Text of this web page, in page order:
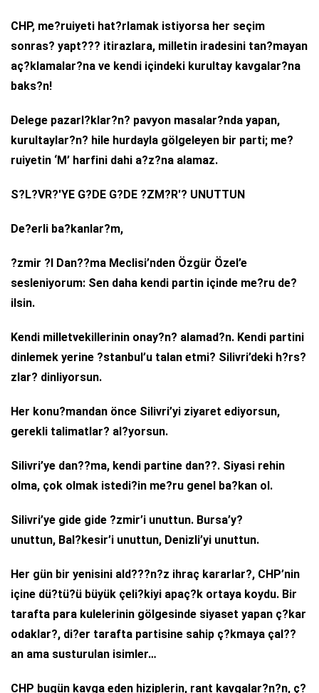
CHP, me?ruiyeti hat?rlamak istiyorsa her seçim
sonras? yapt??? itirazlara, milletin iradesini tan?mayan
aç?klamalar?na ve kendi içindeki kurultay kavgalar?na
baks?n!
Delege pazarl?klar?n? pavyon masalar?nda yapan,
kurultaylar?n? hile hurdayla gölgeleyen bir parti; me?
ruiyetin ‘M’ harfini dahi a?z?na alamaz.
S?L?VR?'YE G?DE G?DE ?ZM?R'? UNUTTUN
De?erli ba?kanlar?m,
?zmir ?l Dan??ma Meclisi’nden Özgür Özel’e
sesleniyorum: Sen daha kendi partin içinde me?ru de?
ilsin.
Kendi milletvekillerinin onay?n? alamad?n. Kendi partini
dinlemek yerine ?stanbul’u talan etmi? Silivri’deki h?rs?
zlar? dinliyorsun.
Her konu?mandan önce Silivri’yi ziyaret ediyorsun,
gerekli talimatlar? al?yorsun.
Silivri’ye dan??ma, kendi partine dan??. Siyasi rehin
olma, çok olmak istedi?in me?ru genel ba?kan ol.
Silivri’ye gide gide ?zmir’i unuttun. Bursa’y?
unuttun, Bal?kesir’i unuttun, Denizli’yi unuttun.
Her gün bir yenisini ald???n?z ihraç kararlar?, CHP’nin
içine dü?tü?ü büyük çeli?kiyi apaç?k ortaya koydu. Bir
tarafta para kulelerinin gölgesinde siyaset yapan ç?kar
odaklar?, di?er tarafta partisine sahip ç?kmaya çal??
an ama susturulan isimler…
CHP bugün kavga eden hiziplerin, rant kavgalar?n?n, ç?